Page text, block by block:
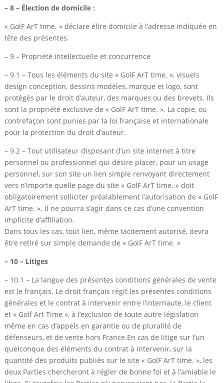
– 8 – Élection de domicile :
« GolF ArT time. » déclare élire domicile à l’adresse indiquée en
tête des présentes.
– 9 – Propriété intellectuelle et concurrence
– 9.1 – Tous les éléments du site « GolF ArT time. », visuels
design conception, dessins modèles, marque et logo, sont
protégés par le droit d’auteur, des marques ou des brevets. Ils
sont la propriété exclusive de « GolF ArT time. ». La copie, ou
contrefaçon sont punies par la loi française et internationale
pour la protection du droit d’auteur.
– 9.2 – Tout utilisateur disposant d’un site internet à titre
personnel ou professionnel qui désire placer, pour un usage
personnel, sur son site un lien simple renvoyant directement
vers n’importe quelle page du site « GolF ArT time. » doit
obligatoirement solliciter préalablement l’autorisation de « GolF
ArT time. ». Il ne pourra s’agir dans ce cas d’une convention
implicite d’affiliation.
Dans tous les cas, tout lien, même tacitement autorisé, devra
être retiré sur simple demande de « GolF ArT time. »
– 10 – Litiges
– 10.1 – La langue des présentes conditions générales de vente
est le français. Le droit français régit les présentes conditions
générales et le contrat à intervenir entre l’internaute, le client
et « Golf Art Time », à l’exclusion de toute autre législation
même en cas d’appels en garantie ou de pluralité de
défenseurs, et de vente hors France.En cas de litige sur l’un
quelconque des élèments du contrat à intervenir, sur la
quantité des produits publiés sur le site « GolF ArT time. », les
deux Parties chercheront à régler de bonne foi et à l’amiable le